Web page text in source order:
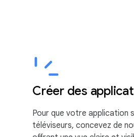
Créer des
Pour que votre application
téléviseurs, concevez de